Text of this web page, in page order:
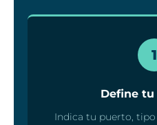
1
Define
Indica tu puerto,